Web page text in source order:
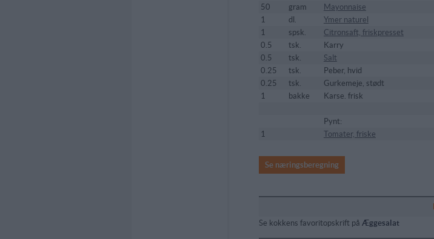
50
gram
Mayonnaise
1
dl.
Ymer naturel
1
spsk.
Citronsaft, friskpresset
0.5
tsk.
Karry
0.5
tsk.
Salt
0.25
tsk.
Peber, hvid
0.25
tsk.
Gurkemeje, stødt
1
bakke Karse. frisk
Pynt:
1
Tomater, friske
Se næringsberegning
Se kokkens favoritopskrift på Æggesalat